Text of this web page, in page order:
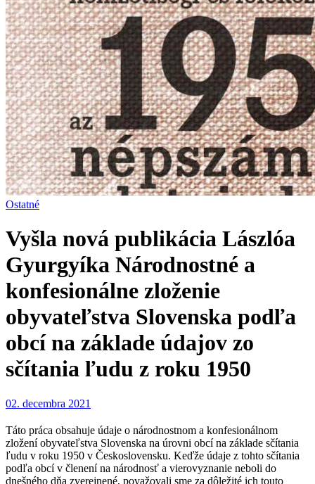
Ostatné
Vyšla nová publikácia Lászlóa
Gyurgyíka Národnostné a
konfesionálne zloženie
obyvateľstva Slovenska podľa
obcí na základe údajov zo
sčítania ľudu z roku 1950
02. decembra 2021
Táto práca obsahuje údaje o národnostnom a konfesionálnom
zložení obyvateľstva Slovenska na úrovni obcí na základe sčítania
ľudu v roku 1950 v Československu. Keďže údaje z tohto sčítania
podľa obcí v členení na národnosť a vierovyznanie neboli do
dnešného dňa zverejnené, považovali sme za dôležité ich touto